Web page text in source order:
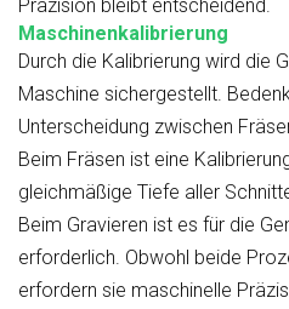
Präzision bleibt entscheidend.
Maschinenkalibrierung
Durch die Kalibrierung wird die
Maschine sichergestellt.
Unterscheidung zwischen
Beim Fräsen ist eine
gleichmäßige Tiefe aller
Beim Gravieren ist es für die
erforderlich. Obwohl beide
erfordern sie maschinelle